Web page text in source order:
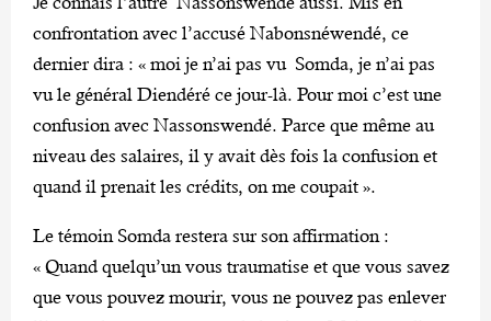
confrontation avec l’accusé Nabonsnéwendé, ce
dernier dira : « moi je n’ai pas vu Somda, je n’ai pas
vu le général Diendéré ce jour-là. Pour moi c’est une
confusion avec Nassonswendé. Parce que même au
niveau des salaires, il y avait dès fois la confusion et
quand il prenait les crédits, on me coupait ».
Le témoin Somda restera sur son affirmation :
« Quand quelqu’un vous traumatise et que vous savez
que vous pouvez mourir, vous ne pouvez pas enlever